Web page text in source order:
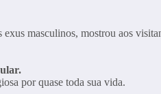
masculinos, mostrou aos
por quase toda sua vida.